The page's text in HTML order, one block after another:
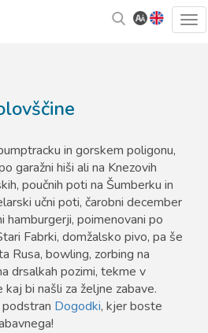
in gorskem poligonu,
garažni hiši ali na Knezovih
poučnih poti na Šumberku in
učni poti, čarobni december
hamburgerji, poimenovani po
Fabrki, domžalsko pivo, pa še
Rusa, bowling, zorbing na
drsalkah pozimi, tekme v
bi našli za željne zabave.
Dogodki, kjer boste